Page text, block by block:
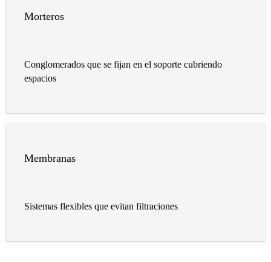
Morteros
Conglomerados que se fijan en el soporte cubriendo
espacios
Membranas
Sistemas flexibles que evitan filtraciones